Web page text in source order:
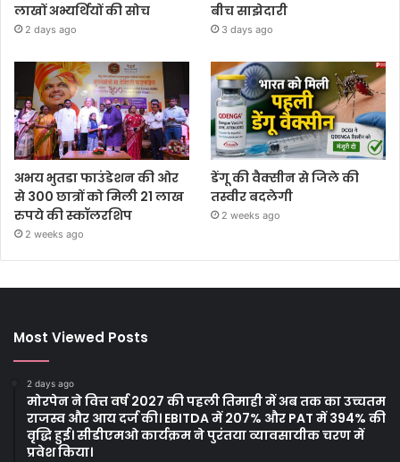
लाखों अभ्यर्थियों की सोच
2 days ago
बीच साझेदारी
3 days ago
अभय भुतडा फाउंडेशन की ओर
से 300 छात्रों को मिली 21 लाख
रुपये की स्कॉलरशिप
2 weeks ago
डेंगू की वैक्सीन से जिले की
तस्वीर बदलेगी
2 weeks ago
Most Viewed Posts
2 days ago
मोरपेन ने वित्त वर्ष 2027 की पहली तिमाही में अब तक का उच्चतम
राजस्व और आय दर्ज की। EBITDA में 207% और PAT में 394% की
वृद्धि हुई। सीडीएमओ कार्यक्रम ने पुरंतया व्यावसायीक चरण में
प्रवेश किया।